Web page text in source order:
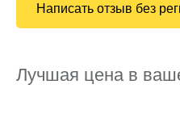
Написать отзыв без
Лучшая цена в